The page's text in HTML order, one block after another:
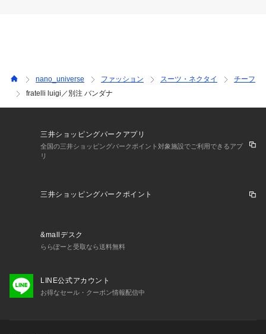
れることにより、光沢がなくなったり、シミになることがあり
ます。摩擦や引っかけにご注意ください。繰り返しの摩擦作用
により、毛羽立ちや毛玉が発生することがあります。
※こちらの商品の画像はサンプルを使用しているため、一部製
品と仕様が異なる場合がございます。この点をご了承の上、お
買い求めください
nano_universe ファッション スーツ・ネクタイ
チーフ
fratelli luigi／別注 バンダナ
三井ショッピングパークアプリ
全国の三井ショッピングパークポイント対象施設でご利用できるアプ
リ
三井ショッピングパークポイント
&mallデスク
ららぽーと受取なら送料無料
LINE公式アカウント
お得なセール・クーポン情報配信中